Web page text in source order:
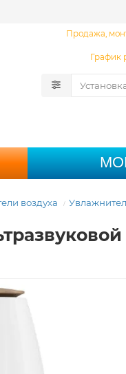
Продажа,
График
воздуха